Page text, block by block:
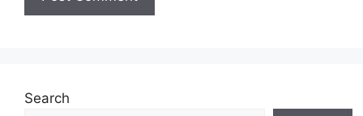
Search